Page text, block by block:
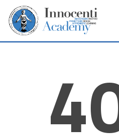
Skip
main